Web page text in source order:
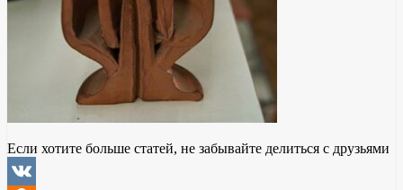
Если хотите больше статей, не забывайте делиться с друзьями